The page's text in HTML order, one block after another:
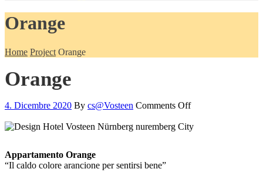
Orange
Home Project Orange
Orange
4. Dicembre 2020 By cs@Vosteen Comments Off
Appartamento Orange
“Il caldo colore arancione per sentirsi bene”